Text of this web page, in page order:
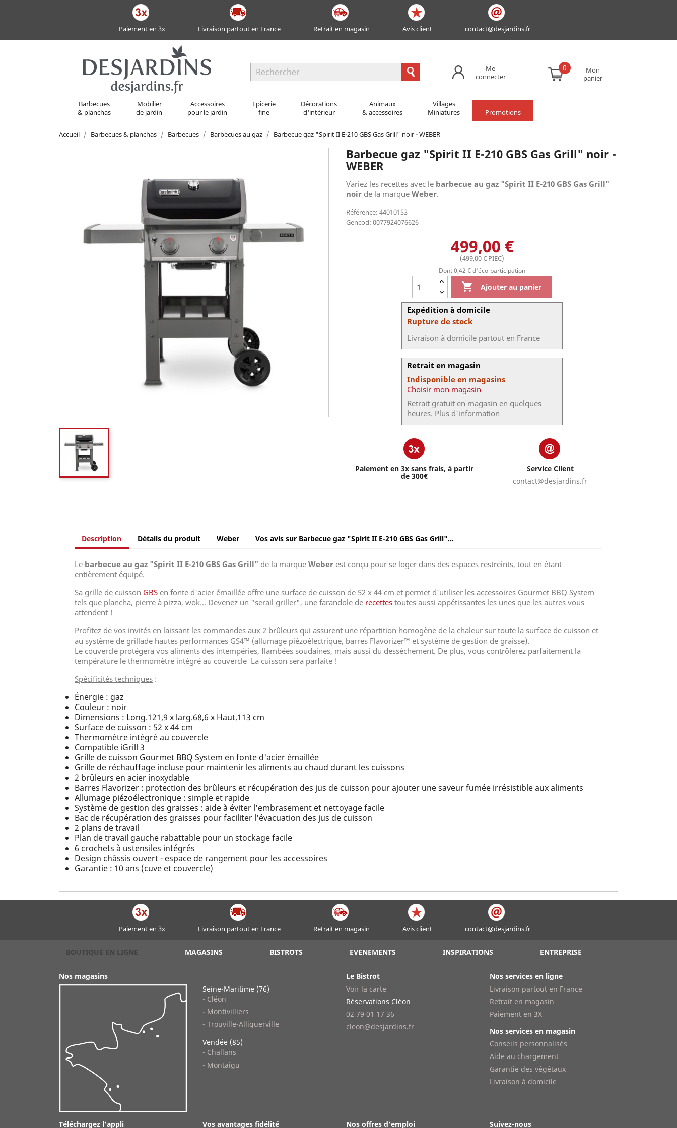
Paiement en 3x Livraison partout en France Retrait en magasin Avis client contact@desjardins.fr
Me
connecter
0
Mon
panier
Barbecues
& planchas
Mobilier
de jardin
Accessoires
pour le jardin
Epicerie
fine
Décorations
d'intérieur
Animaux
& accessoires
Villages
Miniatures
Promotions
Accueil Barbecues & planchas Barbecues Barbecues au gaz Barbecue gaz "Spirit II E-210 GBS Gas Grill" noir - WEBER
Barbecue gaz "Spirit II E-210 GBS Gas Grill" noir -
WEBER
Variez les recettes avec le barbecue au gaz "Spirit II E-210 GBS Gas Grill"
noir de la marque Weber.
Référence: 44010153
Gencod: 0077924076626
499,00 €
(499,00 € PIEC)
Dont 0,42 € d'éco-participation
 Ajouter au panier
Expédition à domicile
Rupture de stock
Livraison à domicile partout en France
Retrait en magasin
Indisponible en magasins
Choisir mon magasin
Retrait gratuit en magasin en quelques
heures. Plus d'information
Paiement en 3x sans frais, à partir
de 300€
Service Client
contact@desjardins.fr
Description Détails du produit Weber Vos avis sur Barbecue gaz "Spirit II E-210 GBS Gas Grill"...
Le barbecue au gaz "Spirit II E-210 GBS Gas Grill" de la marque Weber est conçu pour se loger dans des espaces restreints, tout en étant
entièrement équipé.
Sa grille de cuisson GBS en fonte d'acier émaillée offre une surface de cuisson de 52 x 44 cm et permet d'utiliser les accessoires Gourmet BBQ System
tels que plancha, pierre à pizza, wok... Devenez un "serail griller", une farandole de recettes toutes aussi appétissantes les unes que les autres vous
attendent !
Profitez de vos invités en laissant les commandes aux 2 brûleurs qui assurent une répartition homogène de la chaleur sur toute la surface de cuisson et
au système de grillade hautes performances GS4™ (allumage piézoélectrique, barres Flavorizer™ et système de gestion de graisse).
Le couvercle protégera vos aliments des intempéries, flambées soudaines, mais aussi du dessèchement. De plus, vous contrôlerez parfaitement la
température le thermomètre intégré au couvercle La cuisson sera parfaite !
Spécificités techniques :
Énergie : gaz
Couleur : noir
Dimensions : Long.121,9 x larg.68,6 x Haut.113 cm
Surface de cuisson : 52 x 44 cm
Thermomètre intégré au couvercle
Compatible iGrill 3
Grille de cuisson Gourmet BBQ System en fonte d'acier émaillée
Grille de réchauffage incluse pour maintenir les aliments au chaud durant les cuissons
2 brûleurs en acier inoxydable
Barres Flavorizer : protection des brûleurs et récupération des jus de cuisson pour ajouter une saveur fumée irrésistible aux aliments
Allumage piézoélectronique : simple et rapide
Système de gestion des graisses : aide à éviter l'embrasement et nettoyage facile
Bac de récupération des graisses pour faciliter l'évacuation des jus de cuisson
2 plans de travail
Plan de travail gauche rabattable pour un stockage facile
6 crochets à ustensiles intégrés
Design châssis ouvert - espace de rangement pour les accessoires
Garantie : 10 ans (cuve et couvercle)
Paiement en 3x Livraison partout en France Retrait en magasin Avis client contact@desjardins.fr
BOUTIQUE EN LIGNE MAGASINS BISTROTS EVENEMENTS INSPIRATIONS ENTREPRISE
Nos magasins
Seine-Maritime (76)
- Cléon
- Montivilliers
- Trouville-Alliquerville
Vendée (85)
- Challans
- Montaigu
Le Bistrot
Voir la carte
Réservations Cléon
02 79 01 17 36
cleon@desjardins.fr
Nos services en ligne
Livraison partout en France
Retrait en magasin
Paiement en 3X
Nos services en magasin
Conseils personnalisés
Aide au chargement
Garantie des végétaux
Livraison à domicile
Téléchargez l'appli Vos avantages fidélité Nos offres d'emploi Suivez-nous